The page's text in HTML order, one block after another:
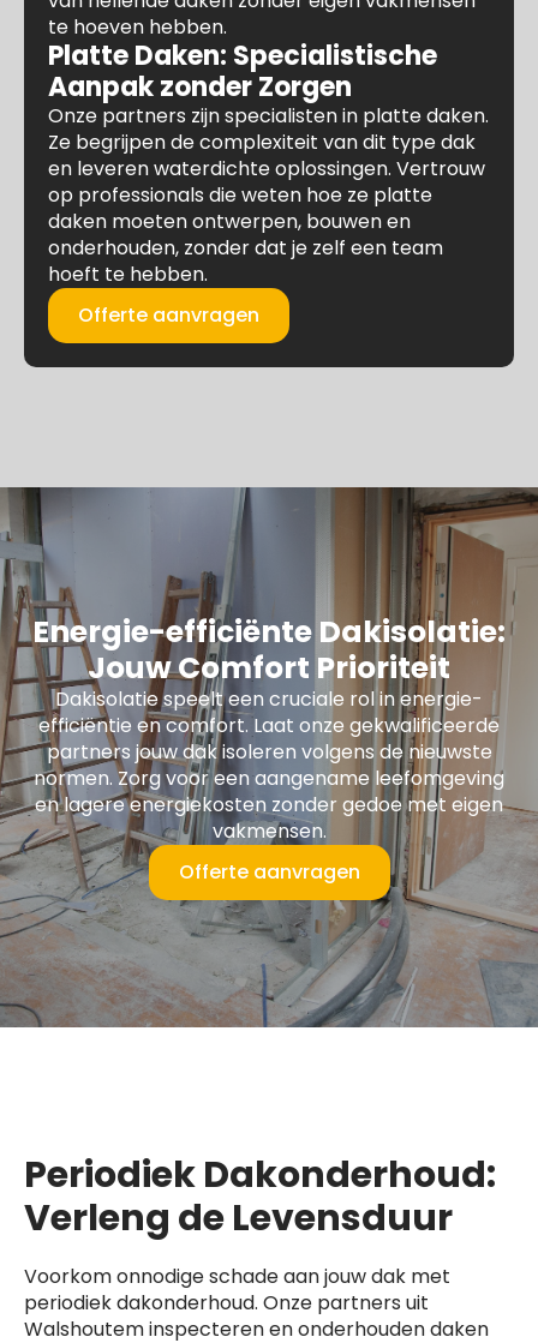
te hoeven hebben.
Platte Daken: Specialistische
Aanpak zonder Zorgen
Onze partners zijn specialisten in platte daken.
Ze begrijpen de complexiteit van dit type dak
en leveren waterdichte oplossingen. Vertrouw
op professionals die weten hoe ze platte
daken moeten ontwerpen, bouwen en
onderhouden, zonder dat je zelf een team
hoeft te hebben.
Offerte aanvragen
Energie-efficiënte Dakisolatie:
Jouw Comfort Prioriteit
Dakisolatie speelt een cruciale rol in energie-
efficiëntie en comfort. Laat onze gekwalificeerde
partners jouw dak isoleren volgens de nieuwste
normen. Zorg voor een aangename leefomgeving
en lagere energiekosten zonder gedoe met eigen
vakmensen.
Offerte aanvragen
Periodiek Dakonderhoud:
Verleng de Levensduur
Voorkom onnodige schade aan jouw dak met
periodiek dakonderhoud. Onze partners uit
Walshoutem inspecteren en onderhouden daken